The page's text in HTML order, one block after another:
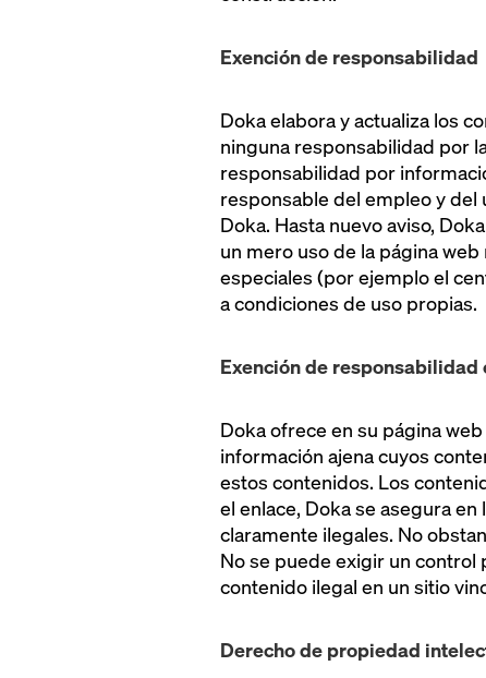
Exención de responsabilidad
Doka elabora y actualiza los
ninguna responsabilidad por
responsabilidad por
responsable del empleo y
Doka. Hasta nuevo aviso,
un mero uso de la página
especiales (por ejemplo el
a condiciones de uso propias.
Exención de responsabilidad
Doka ofrece en su página
información ajena cuyos
estos contenidos. Los
el enlace, Doka se asegura
claramente ilegales. No
No se puede exigir un control
contenido ilegal en un sitio
Derecho de propiedad